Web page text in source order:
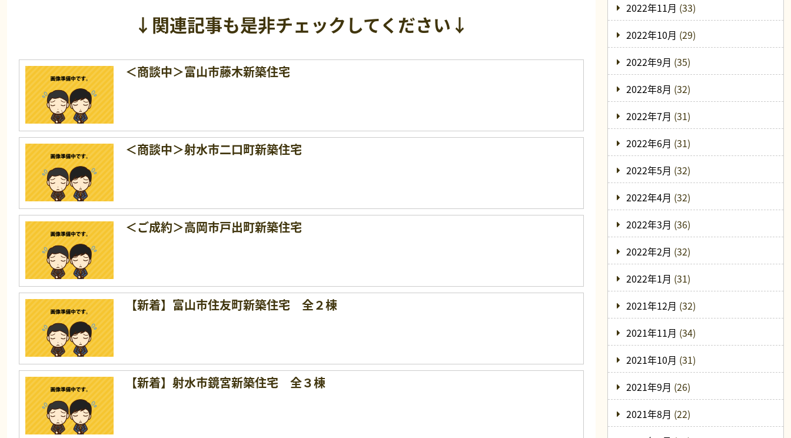
↓関連記事も是非チェックしてください↓
＜商談中＞富山市藤木新築住宅
＜商談中＞射水市二口町新築住宅
＜ご成約＞高岡市戸出町新築住宅
【新着】富山市住友町新築住宅 全２棟
【新着】射水市鏡宮新築住宅 全３棟
2022年11月 (33)
2022年10月 (29)
2022年9月 (35)
2022年8月 (32)
2022年7月 (31)
2022年6月 (31)
2022年5月 (32)
2022年4月 (32)
2022年3月 (36)
2022年2月 (32)
2022年1月 (31)
2021年12月 (32)
2021年11月 (34)
2021年10月 (31)
2021年9月 (26)
2021年8月 (22)